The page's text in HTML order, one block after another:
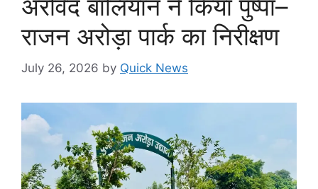
अरविंद बालियान ने किया पुष्पा–
राजन अरोड़ा पार्क का निरीक्षण
July 26, 2026 by Quick News